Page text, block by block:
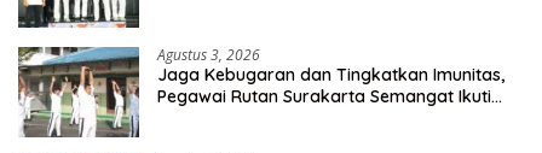
Agustus 3, 2026
Jaga Kebugaran dan Tingkatkan Imunitas,
Pegawai Rutan Surakarta Semangat Ikuti